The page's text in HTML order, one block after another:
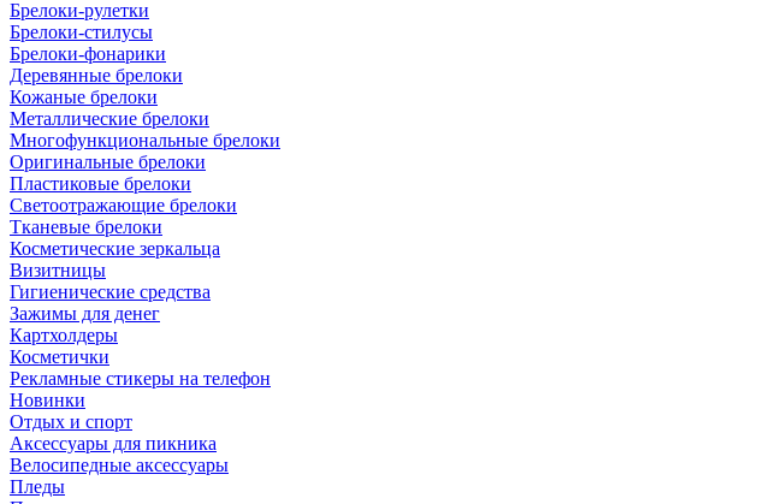
Брелоки-рулетки
Брелоки-стилусы
Брелоки-фонарики
Деревянные брелоки
Кожаные брелоки
Металлические брелоки
Многофункциональные брелоки
Оригинальные брелоки
Пластиковые брелоки
Светоотражающие брелоки
Тканевые брелоки
Косметические зеркальца
Визитницы
Гигиенические средства
Зажимы для денег
Картхолдеры
Косметички
Рекламные стикеры на телефон
Новинки
Отдых и спорт
Аксессуары для пикника
Велосипедные аксессуары
Пледы